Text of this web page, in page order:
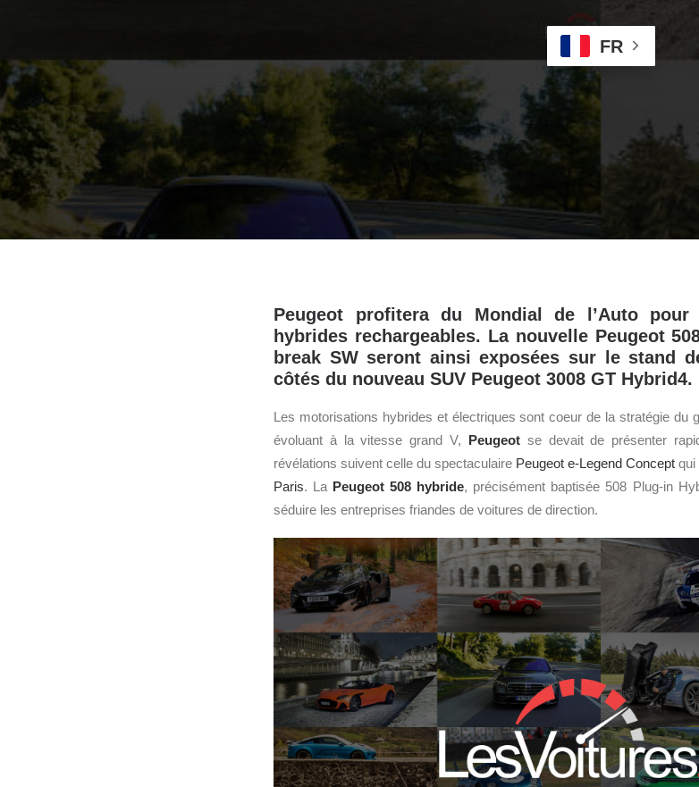
FR
Peugeot profitera du Mondial de l’Auto
hybrides rechargeables. La nouvelle Peugeot
break SW seront ainsi exposées sur le stand
côtés du nouveau SUV Peugeot 3008 GT Hybrid4.
Les motorisations hybrides et électriques sont coeur de la stratégie du
évoluant à la vitesse grand V, Peugeotse devait de présenter
révélations suivent celle du spectaculaire Peugeot e-Legend Concept qui
Paris. La Peugeot 508 hybride, précisément baptisée 508 Plug-in
séduire les entreprises friandes de voitures de direction.